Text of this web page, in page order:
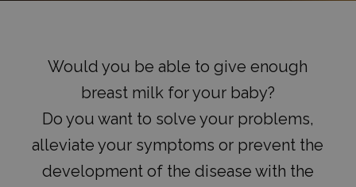
Would you be able to give enough
breast milk for your baby?
Do you want to solve your problems,
alleviate your symptoms or prevent the
development of the disease with the